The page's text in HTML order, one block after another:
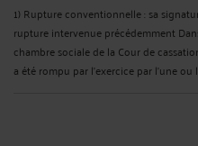
1) Rupture conventionnelle : sa
rupture intervenue précédemment
chambre sociale de la Cour de
a été rompu par l’exercice par l’une ou